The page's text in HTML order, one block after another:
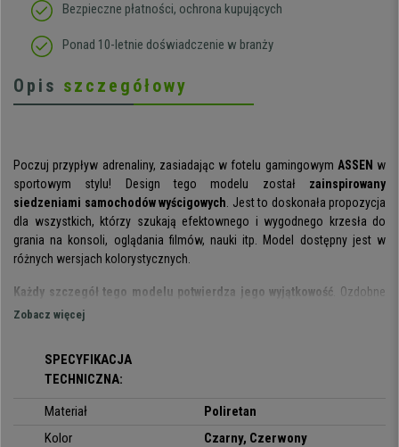
Bezpieczne płatności, ochrona kupujących
Ponad 10-letnie doświadczenie w branży
Opis szczegółowy
Poczuj przypływ adrenaliny, zasiadając w fotelu gamingowym ASSEN w
sportowym stylu! Design tego modelu został zainspirowany
siedzeniami samochodów wyścigowych . Jest to doskonała propozycja
dla wszystkich, którzy szukają efektownego i wygodnego krzesła do
grania na konsoli, oglądania filmów, nauki itp. Model dostępny jest w
różnych wersjach kolorystycznych.
Każdy szczegół tego modelu potwierdza jego wyjątkowość . Ozdobne
przeszycia, tapicerka w kontrastowych barwach, ergonomiczny kształt —
Obicie krzesła zostało wykonane ze skóry syntetycznej
wytrzymałym i przyjemnym w dotyku materiałem, a zarazem nie sprawia
pielęgnację.Wyściółka jest gruba, a kształty siedziska i oparcia
zapewniają doskonałe wsparcie dla sylwetki. Podobnie jak prawdziwe
Zobacz więcej
SPECYFIKACJA
TECHNICZNA:
Materiał
Poliretan
Kolor
Czarny, Czerwony